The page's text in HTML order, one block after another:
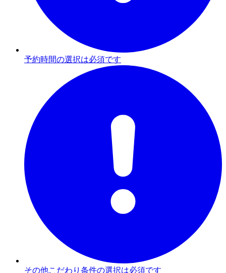
予約時間の選択は必須です
その他こだわり条件の選択は必須です